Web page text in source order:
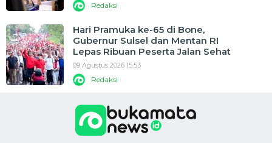
Redaksi
Hari Pramuka ke-65 di Bone,
Gubernur Sulsel dan Mentan RI
Lepas Ribuan Peserta Jalan Sehat
09 Agustus 2026 15:53
Redaksi